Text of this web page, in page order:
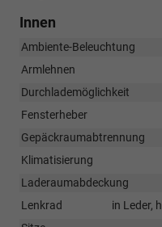
Innen
Ambiente-Beleuchtung
Armlehnen
Durchlademöglichkeit
Fensterheber
Gepäckraumabtrennung
Klimatisierung
Laderaumabdeckung
Lenkrad
in Leder,